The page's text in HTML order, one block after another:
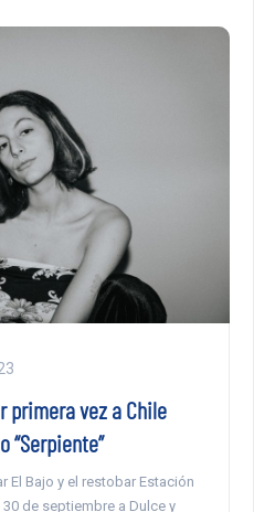
primera vez a Chile
“Serpiente”
El Bajo y el restobar Estación
de septiembre a Dulce y